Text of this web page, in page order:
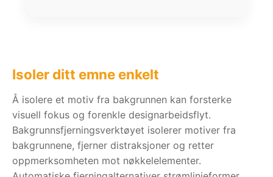
Isoler ditt emne enkelt
Å isolere et motiv fra bakgrunnen kan forsterke
visuell fokus og forenkle designarbeidsflyt.
Bakgrunnsfjerningsverktøyet isolerer motiver fra
bakgrunnene, fjerner distraksjoner og retter
oppmerksomheten mot nøkkelelementer.